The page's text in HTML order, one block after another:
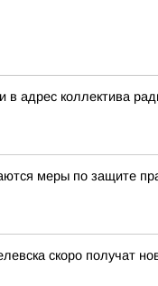
адрес коллектива
меры по защите
скоро получат